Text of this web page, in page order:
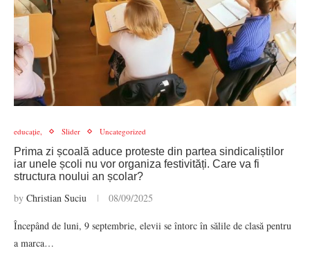
educație, Slider Uncategorized
Prima zi școală aduce proteste din partea sindicaliștilor
iar unele școli nu vor organiza festivități. Care va fi
structura noului an școlar?
by Christian Suciu 08/09/2025
Începând de luni, 9 septembrie, elevii se întorc în sălile de clasă pentru
a marca…